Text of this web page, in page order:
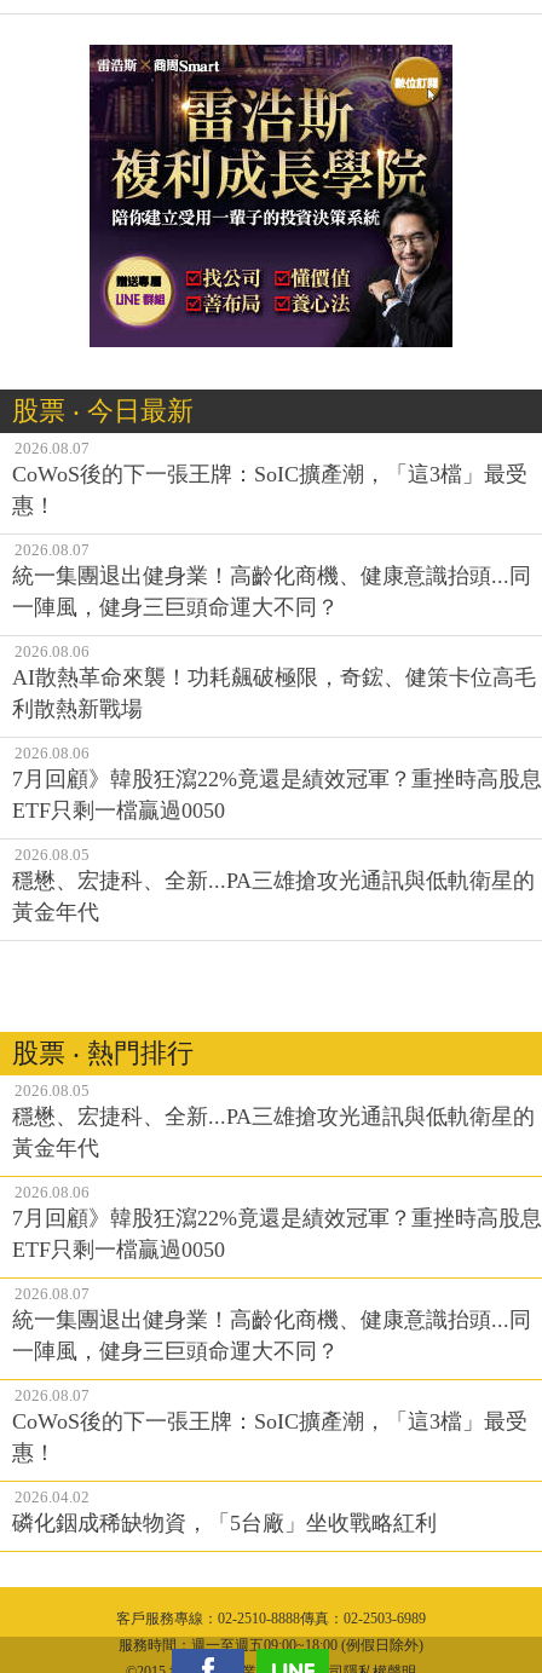
股票 ‧ 今日最新
2026.08.07
CoWoS後的下一張王牌：SoIC擴產潮，「這3檔」最受
惠！
2026.08.07
統一集團退出健身業！高齡化商機、健康意識抬頭...同
一陣風，健身三巨頭命運大不同？
2026.08.06
AI散熱革命來襲！功耗飆破極限，奇鋐、健策卡位高毛
利散熱新戰場
2026.08.06
7月回顧》韓股狂瀉22%竟還是績效冠軍？重挫時高股息
ETF只剩一檔贏過0050
2026.08.05
穩懋、宏捷科、全新...PA三雄搶攻光通訊與低軌衛星的
黃金年代
股票 ‧ 熱門排行
2026.08.05
穩懋、宏捷科、全新...PA三雄搶攻光通訊與低軌衛星的
黃金年代
2026.08.06
7月回顧》韓股狂瀉22%竟還是績效冠軍？重挫時高股息
ETF只剩一檔贏過0050
2026.08.07
統一集團退出健身業！高齡化商機、健康意識抬頭...同
一陣風，健身三巨頭命運大不同？
2026.08.07
CoWoS後的下一張王牌：SoIC擴產潮，「這3檔」最受
惠！
2026.04.02
磷化銦成稀缺物資，「5台廠」坐收戰略紅利
客戶服務專線：02-2510-8888傳真：02-2503-6989
服務時間：週一至週五09:00~18:00 (例假日除外)